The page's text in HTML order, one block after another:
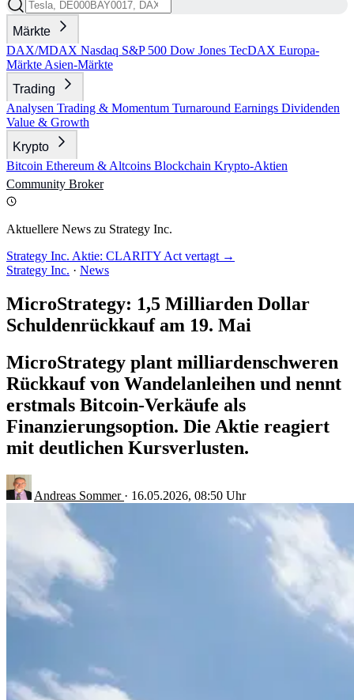
Märkte
DAX/MDAX Nasdaq S&P 500 Dow Jones TecDAX Europa-
Märkte Asien-Märkte
Trading
Analysen Trading & Momentum Turnaround Earnings Dividenden
Value & Growth
Krypto
Bitcoin Ethereum & Altcoins Blockchain Krypto-Aktien
Community Broker
Aktuellere News zu Strategy Inc.
Strategy Inc. Aktie: CLARITY Act vertagt →
Strategy Inc. · News
MicroStrategy: 1,5 Milliarden Dollar
Schuldenrückkauf am 19. Mai
MicroStrategy plant milliardenschweren
Rückkauf von Wandelanleihen und nennt
erstmals Bitcoin-Verkäufe als
Finanzierungsoption. Die Aktie reagiert
mit deutlichen Kursverlusten.
Andreas Sommer · 16.05.2026, 08:50 Uhr